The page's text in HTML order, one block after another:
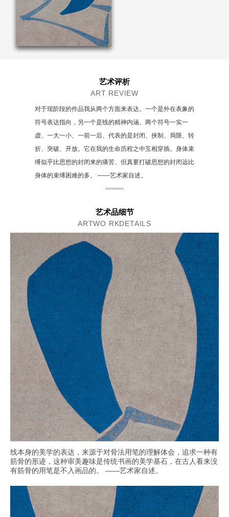
艺术评析
ART REVIEW
对于现阶段的作品我从两个方面来表达。一个是外在表象的
符号表达指向，另一个是线的精神内涵。两个符号一实一
虚、一大一小、一前一后、代表的是封闭、挟制、局限、转
折、突破、开放。它在我的生命历程之中互相穿插。身体束
缚似乎比思想的封闭来的痛苦、但真要打破思想的封闭远比
身体的束缚困难的多。 ——艺术家自述。
艺术品细节
ARTWO RKDETAILS
线本身的美学的表达，来源于对骨法用笔的理解体会，追求一种有
筋骨的形迹，这种审美趣味是传统书画的美学基石，在古人看来没
有筋骨的用笔是不入画品的。 ——艺术家自述。